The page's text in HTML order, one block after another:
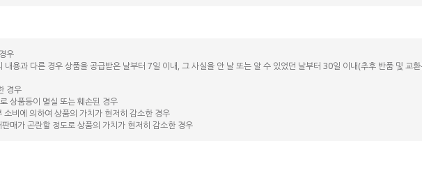
우
내용과 다른 경우 상품을 공급받은 날부터 7일 이내, 그 사실을 안 날 또는 알 수 있었던 날부터 30일 이내(추후 반품 및 교
경우
상품등이 멸실 또는 훼손된 경우
소비에 의하여 상품의 가치가 현저히 감소한 경우
매가 곤란할 정도로 상품의 가치가 현저히 감소한 경우